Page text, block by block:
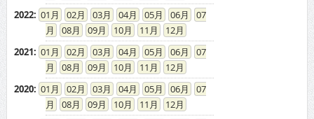
2022: 01 02 03 04 05 06
07
08
09 10 11
12
2021: 01 02 03 04 05 06
07
08
09 10 11
12
2020: 01 02 03 04 05 06
07
08
09 10 11
12